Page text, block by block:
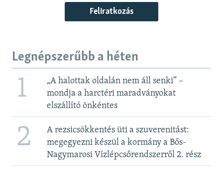
Feliratkozás
Legnépszerűbb a héten
1
„A halottak oldalán nem áll senki” –
mondja a harctéri maradványokat
elszállító önkéntes
2
A rezsicsökkentés üti a szuverenitást:
megegyezni készül a kormány a Bős-
Nagymarosi Vízlépcsőrendszerről 2. rész